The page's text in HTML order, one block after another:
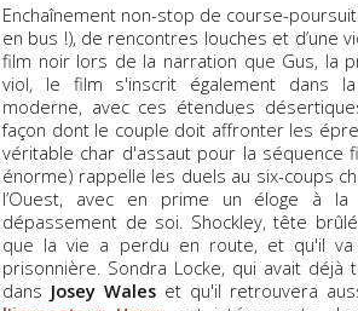
Enchaînement non-stop de course-
en bus !), de rencontres louches et d’une
film noir lors de la narration que Gus, la
viol, le film s'inscrit également dans
moderne, avec ces étendues
façon dont le couple doit affronter les
véritable char d'assaut pour la séquence
énorme) rappelle les duels au six-coups
l’Ouest, avec en prime un éloge à
dépassement de soi. Shockley, tête
que la vie a perdu en route, et qu'il
prisonnière. Sondra Locke, qui avait déjà
dans Josey Wales et qu'il retrouvera